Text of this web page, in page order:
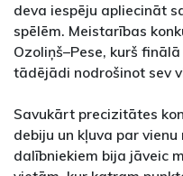
deva iespēju apliecināt
spēlēm. Meistarības
Ozoliņš–Pese, kurš
tādējādi nodrošinot sev
Savukārt precizitātes
debiju un kļuva par
dalībniekiem bija jāveic